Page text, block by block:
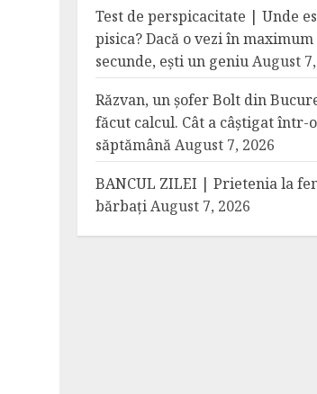
Test de perspicacitate | Unde
pisica? Dacă o vezi în maximum
secunde, ești un geniuAugust
Răzvan, un șofer Bolt din
făcut calcul. Cât a câștigat într-
săptămânăAugust 7, 2026
BANCUL ZILEI | Prietenia la
bărbațiAugust 7, 2026